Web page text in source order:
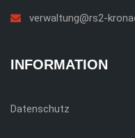
verwaltung@rs2-
INFORMATION
Datenschutz